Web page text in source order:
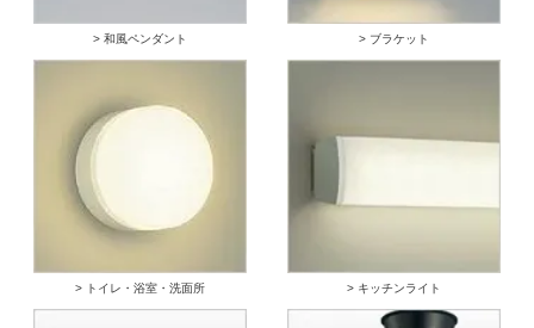
> 和風ペンダント > ブラケット
> トイレ・浴室・洗面所 > キッチンライト